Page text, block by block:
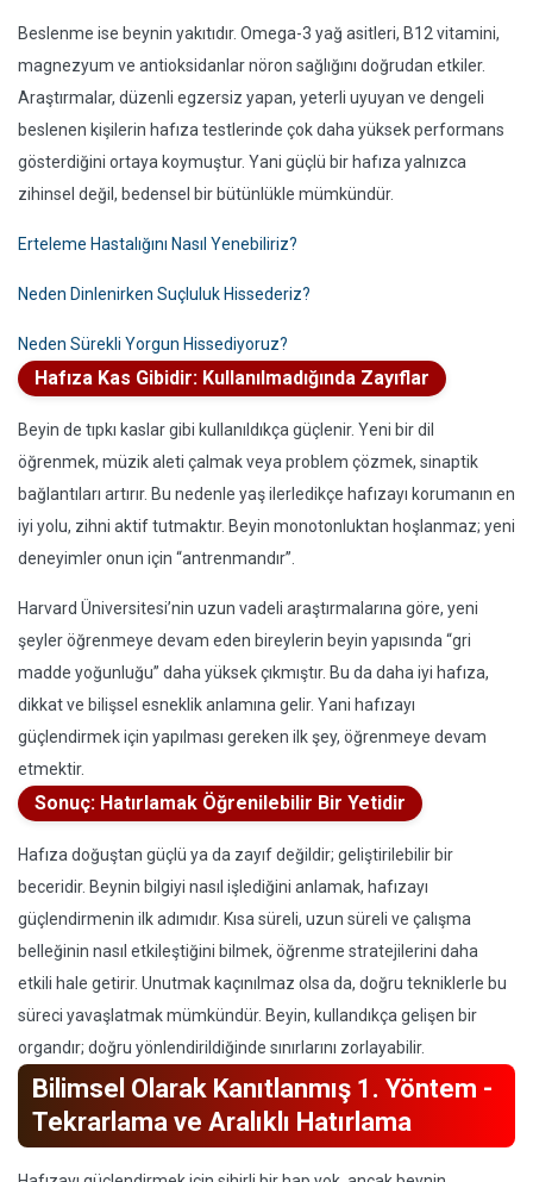
Beslenme ise beynin yakıtıdır. Omega-3 yağ asitleri, B12 vitamini,
magnezyum ve antioksidanlar nöron sağlığını doğrudan etkiler.
Araştırmalar, düzenli egzersiz yapan, yeterli uyuyan ve dengeli
beslenen kişilerin hafıza testlerinde çok daha yüksek performans
gösterdiğini ortaya koymuştur. Yani güçlü bir hafıza yalnızca
zihinsel değil, bedensel bir bütünlükle mümkündür.
Erteleme Hastalığını Nasıl Yenebiliriz?
Neden Dinlenirken Suçluluk Hissederiz?
Neden Sürekli Yorgun Hissediyoruz?
Hafıza Kas Gibidir: Kullanılmadığında Zayıflar
Beyin de tıpkı kaslar gibi kullanıldıkça güçlenir. Yeni bir dil
öğrenmek, müzik aleti çalmak veya problem çözmek, sinaptik
bağlantıları artırır. Bu nedenle yaş ilerledikçe hafızayı korumanın en
iyi yolu, zihni aktif tutmaktır. Beyin monotonluktan hoşlanmaz; yeni
deneyimler onun için “antrenmandır”.
Harvard Üniversitesi’nin uzun vadeli araştırmalarına göre, yeni
şeyler öğrenmeye devam eden bireylerin beyin yapısında “gri
madde yoğunluğu” daha yüksek çıkmıştır. Bu da daha iyi hafıza,
dikkat ve bilişsel esneklik anlamına gelir. Yani hafızayı
güçlendirmek için yapılması gereken ilk şey, öğrenmeye devam
etmektir.
Sonuç: Hatırlamak Öğrenilebilir Bir Yetidir
Hafıza doğuştan güçlü ya da zayıf değildir; geliştirilebilir bir
beceridir. Beynin bilgiyi nasıl işlediğini anlamak, hafızayı
güçlendirmenin ilk adımıdır. Kısa süreli, uzun süreli ve çalışma
belleğinin nasıl etkileştiğini bilmek, öğrenme stratejilerini daha
etkili hale getirir. Unutmak kaçınılmaz olsa da, doğru tekniklerle bu
süreci yavaşlatmak mümkündür. Beyin, kullandıkça gelişen bir
organdır; doğru yönlendirildiğinde sınırlarını zorlayabilir.
Bilimsel Olarak Kanıtlanmış 1. Yöntem -
Tekrarlama ve Aralıklı Hatırlama